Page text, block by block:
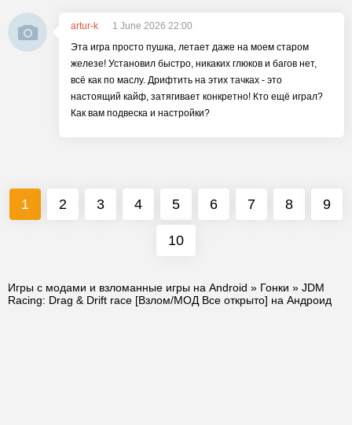
artur-k
1 June 2026 22:00
Эта игра просто пушка, летает даже на моем старом
железе! Установил быстро, никаких глюков и багов нет,
всё как по маслу. Дрифтить на этих тачках - это
настоящий кайф, затягивает конкретно! Кто ещё играл?
Как вам подвеска и настройки?
1 2 3 4 5 6 7 8 9
10
Игры с модами и взломанные игры на Android » Гонки » JDM
Racing: Drag & Drift race [Взлом/МОД Все открыто] на Андроид